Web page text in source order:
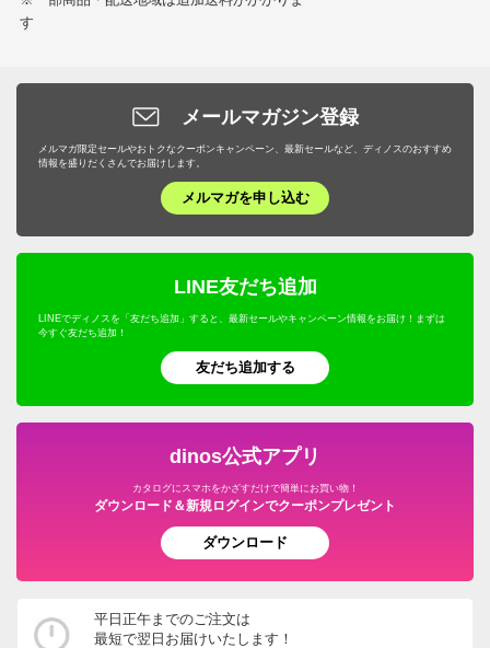
す
メールマガジン登録
メルマガ限定セールやおトクなクーポンキャンペーン、最新セールなど、ディノスのおすすめ
情報を盛りだくさんでお届けします。
メルマガを申し込む
LINE友だち追加
LINEでディノスを「友だち追加」すると、最新セールやキャンペーン情報をお届け！まずは
今すぐ友だち追加！
友だち追加する
dinos公式アプリ
カタログにスマホをかざすだけで簡単にお買い物！
ダウンロード＆新規ログインでクーポンプレゼント
ダウンロード
平日正午までのご注文は
最短で翌日お届けいたします！